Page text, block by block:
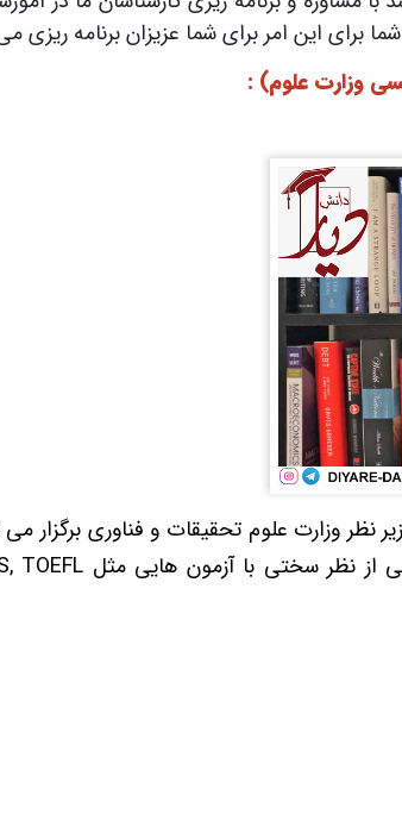
این امر برای شما عزیزان برنامه ریزی
نظر وزارت علوم تحقیقات و فناوری برگزار